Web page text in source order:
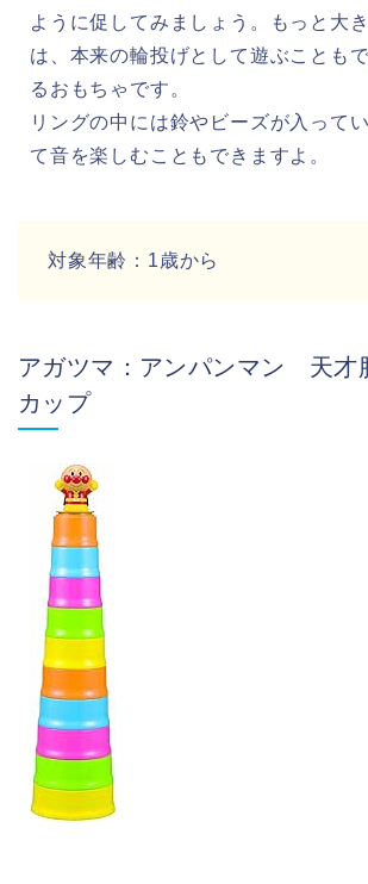
ように促してみましょう。もっと大
は、本来の輪投げとして遊ぶことも
るおもちゃです。
リングの中には鈴やビーズが入って
て音を楽しむこともできますよ。
対象年齢：1歳から
アガツマ：アンパンマン 天才
カップ